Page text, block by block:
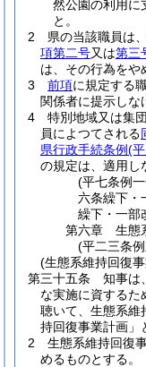
然公園の利用に
と。
2
県の当該職員は
項第二号又は第三
は、その行為をや
3
前項に規定する
関係者に提示しな
4
特別地域又は集
員によつてされる
県行政手続条例(
の規定は、適用し
(平七条例
六条繰下・
繰下・一部
第六章
生態
(平二三条
(生態系維持回復
第三十五条
知事は
な実施に資するた
聴いて、生態系維
持回復事業計画」
2
生態系維持回復
めるものとする。